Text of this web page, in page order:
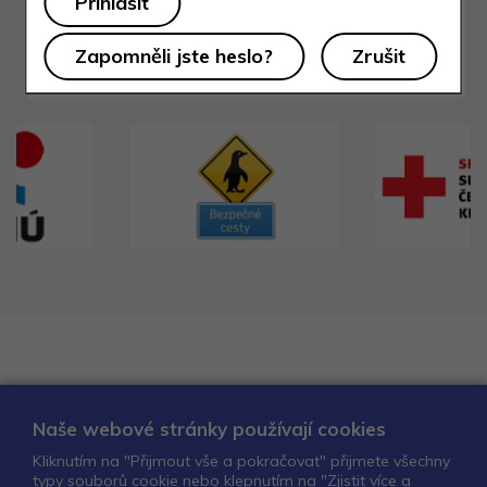
Naši partneři
Naše webové stránky používají cookies
Kliknutím na "Přijmout vše a pokračovat" přijmete všechny
typy souborů cookie nebo klepnutím na "Zjistit více a
Zapomněli jste heslo?